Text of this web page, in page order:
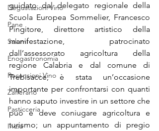
Degustazioni Vino
Pane
Salumi
Enogastronomia
Recensioni Vino
Zafferano
Pasticceria
Inizia
guidato dal delegato regionale della
Scuola Europea Sommelier, Francesco
Pingitore, direttore artistico della
manifestazione,  patrocinato
dall’assessorato agricoltura della
regione Calabria e dal comune di
Trebisacce, è stata un’occasione
importante per confrontarsi con quanti
hanno saputo investire in un settore che
può e deve coniugare agricoltura e
turismo; un appuntamento di pregio